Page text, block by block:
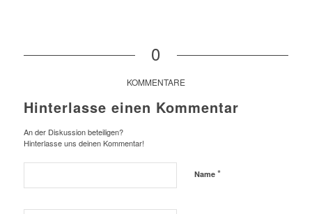
0
KOMMENTARE
Hinterlasse einen Kommentar
An der Diskussion beteiligen?
Hinterlasse uns deinen Kommentar!
Name *